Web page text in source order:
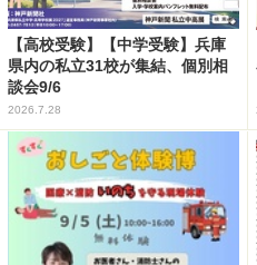
【高校受験】【中学受験】兵庫
県内の私立31校が集結、個別相
談会9/6
2026.7.28